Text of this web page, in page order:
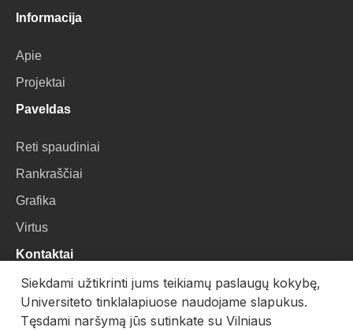
Informacija
Apie
Projektai
Paveldas
Reti spaudiniai
Rankraščiai
Grafika
Virtus
Kontaktai
VU Biblioteka
Universiteto g. 3, LT-01122, Vilnius
Siekdami užtikrinti jums teikiamų paslaugų kokybę,
Universiteto tinklalapiuose naudojame slapukus.
Tęsdami naršymą jūs sutinkate su Vilniaus